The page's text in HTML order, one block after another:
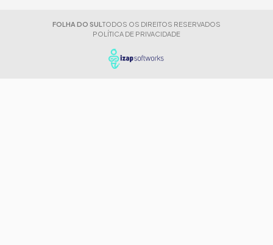
FOLHA DO SUL TODOS OS DIREITOS RESERVADOS
POLÍTICA DE PRIVACIDADE